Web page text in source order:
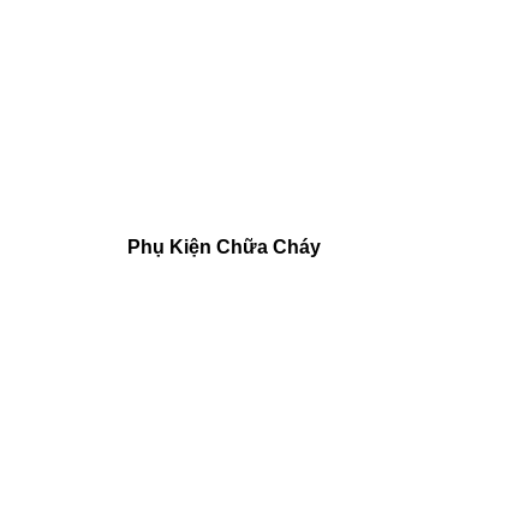
Phụ Kiện Chữa Cháy